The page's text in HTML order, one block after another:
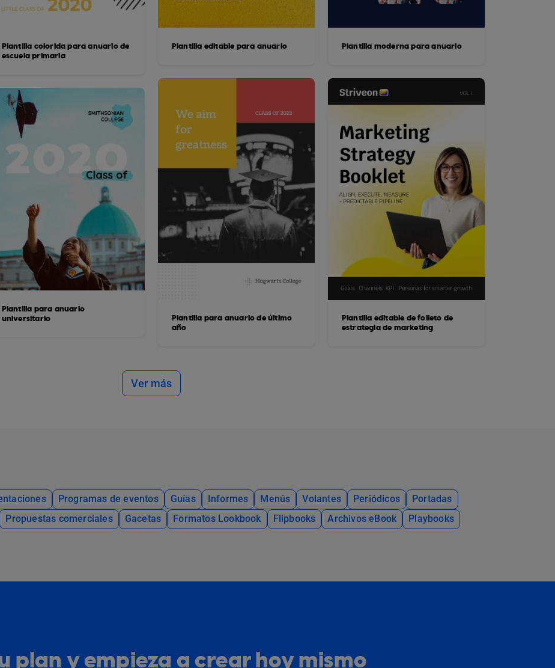
Plantilla colorida para anuario de
escuela primaria
Plantilla para anuario
universitario
Plantilla editable para anuario
Plantilla para anuario de último
año
Plantilla moderna para anuario
Plantilla editable de folleto de
estrategia de marketing
Ver más
Programas de eventos Guías Informes Menús Volantes Periódicos
Portadas
Propuestas comerciales Gacetas Formatos Lookbook Flipbooks Archivos eBook
Playbooks
plan y empieza a crear hoy mismo